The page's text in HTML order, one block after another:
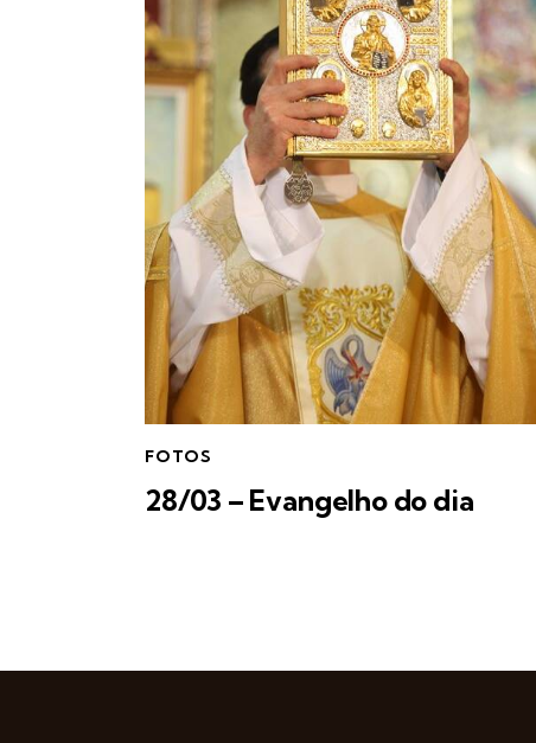
FOTOS
28/03 – Evangelho do dia